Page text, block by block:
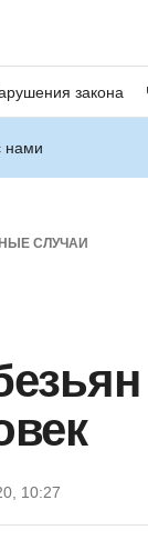
закона
нами
СЛУЧАИ
10:27